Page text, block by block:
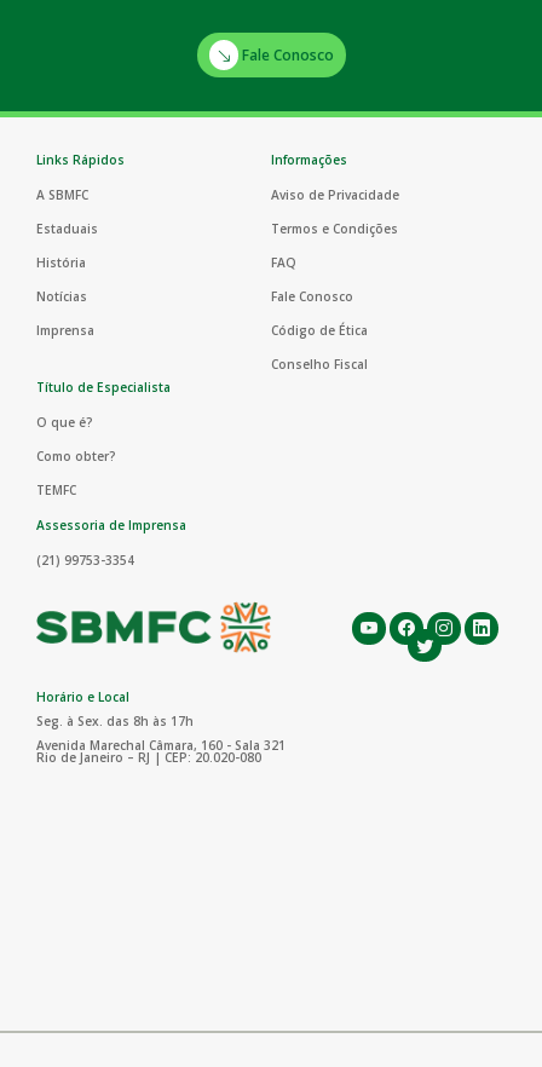
Fale Conosco
Links Rápidos
A SBMFC
Estaduais
História
Notícias
Imprensa
Informações
Aviso de Privacidade
Termos e Condições
FAQ
Fale Conosco
Código de Ética
Conselho Fiscal
Título de Especialista
O que é?
Como obter?
TEMFC
Assessoria de Imprensa
(21) 99753-3354
Horário e Local
Seg. à Sex. das 8h às 17h
Avenida Marechal Câmara, 160 - Sala 321
Rio de Janeiro – RJ | CEP: 20.020-080